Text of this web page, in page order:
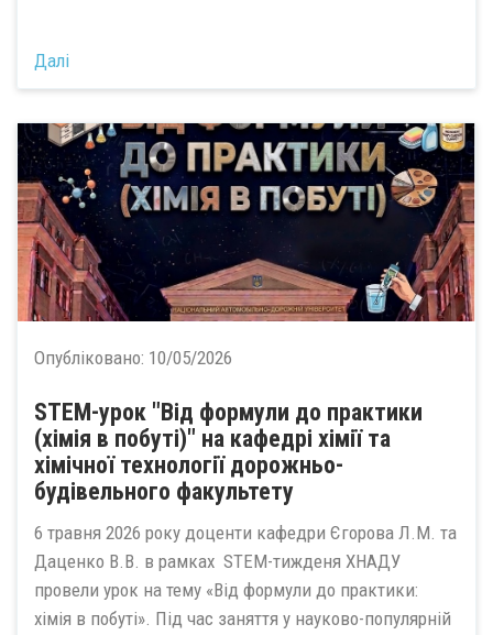
Далі
Опубліковано: 10/05/2026
STEM-урок "Від формули до практики
(хімія в побуті)" на кафедрі хімії та
хімічної технології дорожньо-
будівельного факультету
6 травня 2026 року доценти кафедри Єгорова Л.М. та
Даценко В.В. в рамках STEM-тижденя ХНАДУ
провели урок на тему «Від формули до практики:
хімія в побуті». Під час заняття у науково-популярній